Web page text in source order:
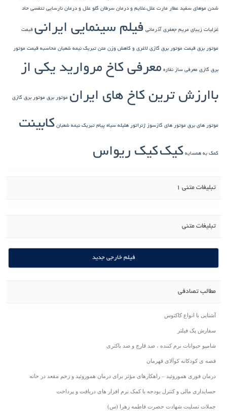
شدن موهای سفید عطار مارت علل،علایم و درمان سرطان گلو علل و درمان نارسایی تنفسی حاد
غزلیات زیبای مریم جعفری آذرمانی فیلم سینمایی ایرانی قیمت
موتور برق قیمت موتور برق گازی لاغری و کاهش وزن متن تبریک نیمه شعبان محاسبه قیمت موتور
برق گازی معرفی ساز نقاره معرفی کاخ مروارید یکی از
باارزش ترین کاخ های ایران موتور برق موتور برق گازی
موتور های برق موتور های گازسوز ژنراتور هلیله سیاه پیام تبریک نیمه شعبان کابینت
کمک به همسایه کیککیک ریواس
تبلیغات متنی 1
تبلیغات متنی
فیلم خارجی جدید
مطالب تصادفی
آشنایی با انواع کاکتوس
سفارش پک فیلتر
شامپو حیوانات نرم کننده ، ضد قارچ و ضد باکتری
قصه ی کودکانه کوآلای قهرمان
درمان فوری هموروئید – راهکارهای مؤثر برای درمان هموروئید و زخم مقعد در خانه
حسابداری مالی و کنترل بودجه با کمک نرم افزار های دریافت و پرداخت
جملات تسلیت شهادت حضرت فاطمه زهرا (س)